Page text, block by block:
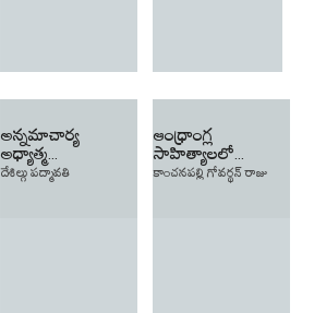
అన్నమాచార్య
అధ్యాత్మ...
దేశిల్గు పద్మావతి
ఆంధ్రాంగ్ల
సాహిత్యాలలో...
కాంచనపల్లి గోవర్థన్ రాజు